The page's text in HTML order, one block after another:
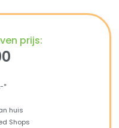
prijs:
*
huis
Shops